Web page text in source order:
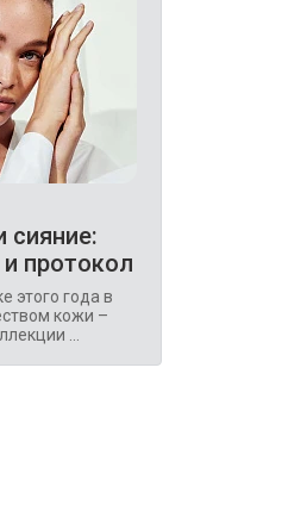
сияние:
протокол
этого года в
кожи –
...